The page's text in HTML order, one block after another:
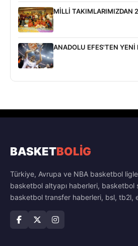
MİLLİ TAKIMLARIMIZDAN
ANADOLU EFES'TEN YENİ
BASKETBOLİG
Türkiye, Avrupa ve NBA basketbol
basketbol altyapı haberleri, basketbol
basketbol transfer haberleri, bsl, tb2l,